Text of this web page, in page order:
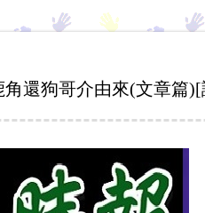
還狗哥介由來(文章篇